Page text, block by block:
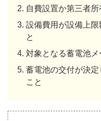
自費設置か第三者所
設備費用が設備上
と
対象となる蓄電池
蓄電池の交付が決
こと